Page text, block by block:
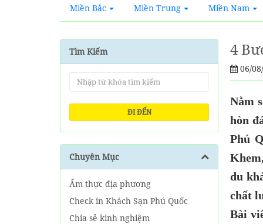
Miền Bắc Miền Trung Miền Nam
Tìm Kiếm
ĐI ĐẾN
Chuyên Mục
Ẩm thực địa phương
Check in Khách Sạn Phú Quốc
Chia sẻ kinh nghiệm
4
06/
Nằm
hòn
Phú
du
chất
Bài